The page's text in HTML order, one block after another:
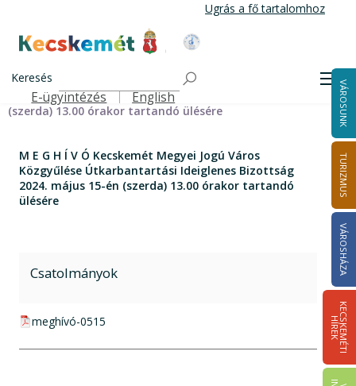
tartalomra
Ugrás a fő tartalomhoz
Kecskemét Város Honlapja
Keresés
Felső navigáció
E-ügyintézés English VÁROSUNK
TURIZMUS
VÁROSHÁZA
K
E
C
S
K
E
M
É
T
I
HÍ
R
E
K
M E G H Í V Ó Kecskemét Megyei Jogú Város Közgyűlése
Útkarbantartási Ideiglenes Bizottság 2024. május 15-én
(szerda) 13.00 órakor tartandó ülésére
M E G H Í V Ó Kecskemét Megyei Jogú Város
Közgyűlése Útkarbantartási Ideiglenes Bizottság
2024. május 15-én (szerda) 13.00 órakor tartandó
ülésére
Csatolmányok
pdf csatolmány:
meghívó-0515